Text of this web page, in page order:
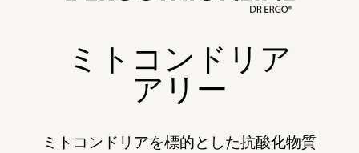
ミトコンドリア
アリー
ミトコンドリアを標的とした抗酸化物質